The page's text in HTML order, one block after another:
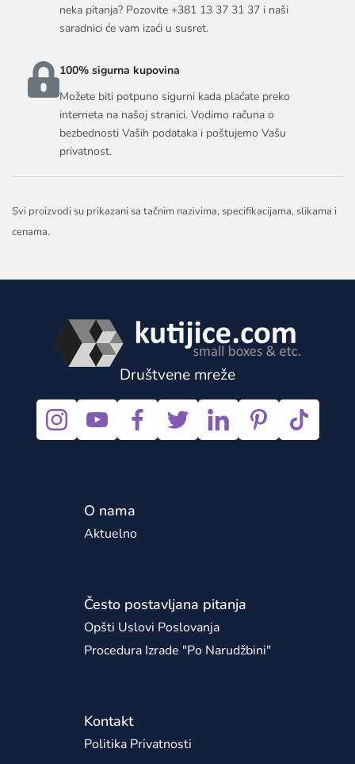
neka pitanja? Pozovite +381 13 37 31 37 i naši
saradnici će vam izaći u susret.
100% sigurna kupovina
Možete biti potpuno sigurni kada plaćate preko
interneta na našoj stranici. Vodimo računa o
bezbednosti Vaših podataka i poštujemo Vašu
privatnost.
Svi proizvodi su prikazani sa tačnim nazivima, specifikacijama, slikama i
cenama.
Društvene mreže
O nama
Aktuelno
Često postavljana pitanja
Opšti Uslovi Poslovanja
Procedura Izrade "po Narudžbini"
Kontakt
Politika Privatnosti